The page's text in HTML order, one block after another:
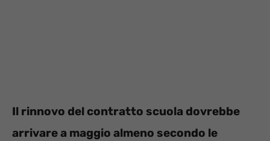
Il rinnovo del contratto scuola dovrebbe
arrivare a maggio almeno secondo le